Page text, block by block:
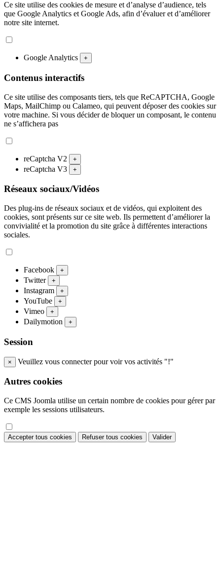
Ce site utilise des cookies de mesure et d’analyse d’audience, tels
que Google Analytics et Google Ads, afin d’évaluer et d’améliorer
notre site internet.
Google Analytics +
Contenus interactifs
Ce site utilise des composants tiers, tels que ReCAPTCHA, Google
Maps, MailChimp ou Calameo, qui peuvent déposer des cookies sur
votre machine. Si vous décider de bloquer un composant, le contenu
ne s’affichera pas
reCaptcha V2 +
reCaptcha V3 +
Réseaux sociaux/Vidéos
Des plug-ins de réseaux sociaux et de vidéos, qui exploitent des
cookies, sont présents sur ce site web. Ils permettent d’améliorer la
convivialité et la promotion du site grâce à différentes interactions
sociales.
Facebook +
Twitter +
Instagram +
YouTube +
Vimeo +
Dailymotion +
Session
× Veuillez vous connecter pour voir vos activités "!"
Autres cookies
Ce CMS Joomla utilise un certain nombre de cookies pour gérer par
exemple les sessions utilisateurs.
Accepter tous cookies Refuser tous cookies Valider